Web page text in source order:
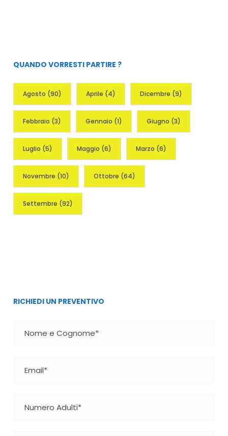
QUANDO VORRESTI PARTIRE ?
Agosto (90) Aprile (4) Dicembre (9)
Febbraio (3) Gennaio (1) Giugno (3)
Luglio (5) Maggio (6) Marzo (6)
Novembre (10) Ottobre (64)
Settembre (92)
RICHIEDI UN PREVENTIVO